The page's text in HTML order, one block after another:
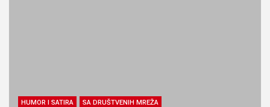
HUMOR I SATIRA SA DRUŠTVENIH MREŽA